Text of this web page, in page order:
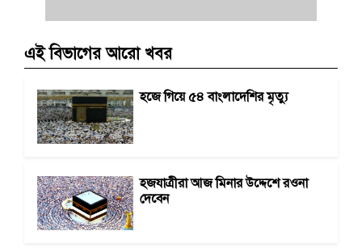
এই বিভাগের আরো খবর
হজে গিয়ে ৫৪ বাংলাদেশির মৃত্যু
হজযাত্রীরা আজ মিনার উদ্দেশে রওনা
দেবেন